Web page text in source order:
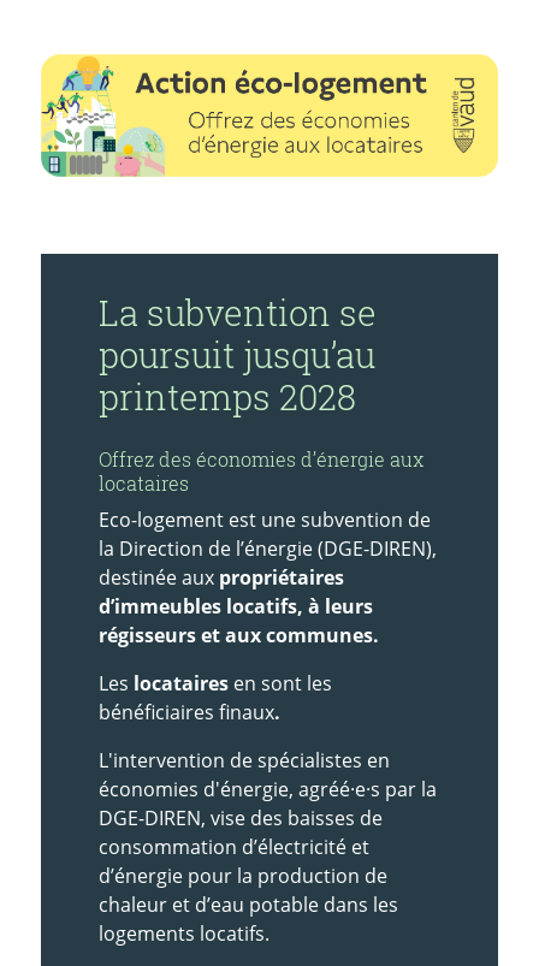
La subvention se
poursuit jusqu’au
printemps 2028
Offrez des économies d’énergie aux
locataires
Eco-logement est une subvention de
la Direction de l’énergie (DGE-DIREN),
destinée aux propriétaires
d’immeubles locatifs, à leurs
régisseurs et aux communes.
Les locataires en sont les
bénéficiaires finaux.
L'intervention de spécialistes en
économies d'énergie, agréé·e·s par la
DGE-DIREN, vise des baisses de
consommation d’électricité et
d’énergie pour la production de
chaleur et d’eau potable dans les
logements locatifs.